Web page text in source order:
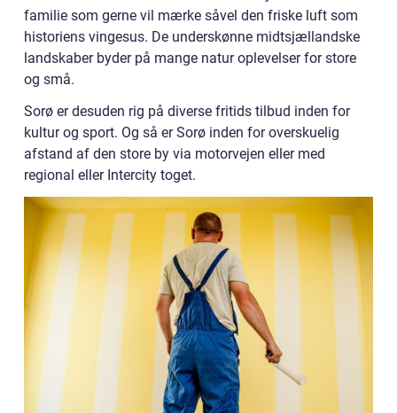
familie som gerne vil mærke såvel den friske luft som
historiens vingesus. De underskønne midtsjællandske
landskaber byder på mange natur oplevelser for store
og små.
Sorø er desuden rig på diverse fritids tilbud inden for
kultur og sport. Og så er Sorø inden for overskuelig
afstand af den store by via motorvejen eller med
regional eller Intercity toget.